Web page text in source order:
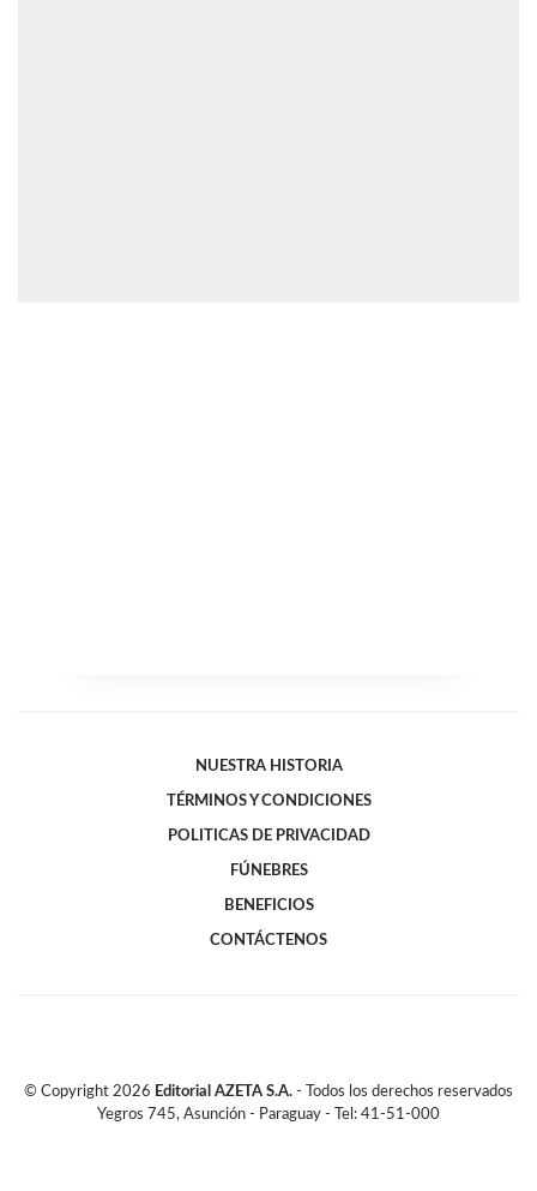
NUESTRA HISTORIA
TÉRMINOS Y CONDICIONES
POLITICAS DE PRIVACIDAD
FÚNEBRES
BENEFICIOS
CONTÁCTENOS
© Copyright 2026 Editorial AZETA S.A. - Todos los derechos reservados
Yegros 745, Asunción - Paraguay - Tel: 41-51-000